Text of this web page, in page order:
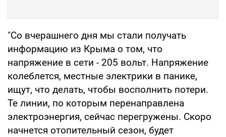
"Со вчерашнего дня мы стали получать
информацию из Крыма о том, что
напряжение в сети - 205 вольт. Напряжение
колеблется, местные электрики в панике,
ищут, что делать, чтобы восполнить потери.
Те линии, по которым перенаправлена
электроэнергия, сейчас перегружены. Скоро
начнется отопительный сезон, будет